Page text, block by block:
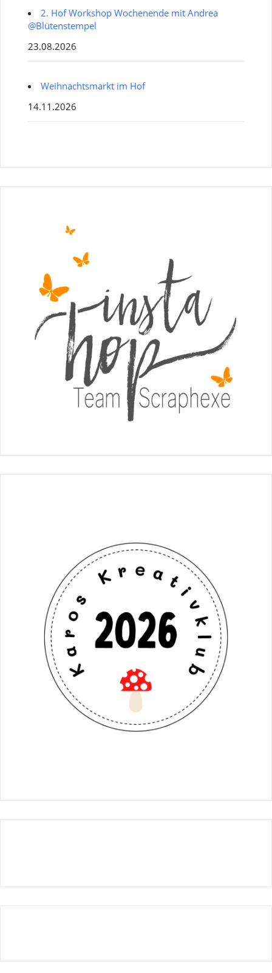
2. Hof Workshop Wochenende mit Andrea
@Blütenstempel
23.08.2026
Weihnachtsmarkt im Hof
14.11.2026